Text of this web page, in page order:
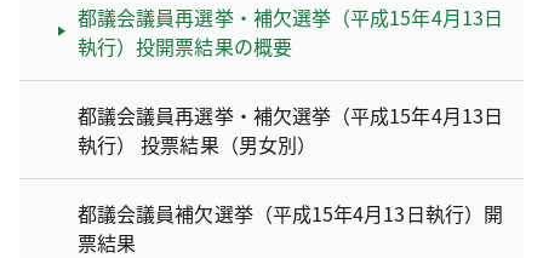
都議会議員再選挙・補欠選挙（平成15年4月13日
執行）投開票結果の概要
都議会議員再選挙・補欠選挙（平成15年4月13日
執行） 投票結果（男女別）
都議会議員補欠選挙（平成15年4月13日執行）開
票結果